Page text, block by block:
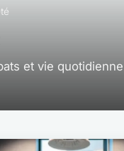
et vie quotidienne